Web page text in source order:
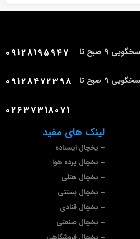
لینک های مفید
یخچال ایستاده
یخچال پرده هوا
یخچال هتلی
یخچال بستنی
یخچال قنادی
یخچال صنعتی
کارشناس فروش (پاسخگویی 9 صبح تا
09128195947
کارشناس فروش (پاسخگویی 9 صبح تا
09128472398
02637318071